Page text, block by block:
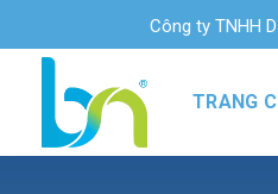
qua
Công ty TNHH Dịch
TRANG